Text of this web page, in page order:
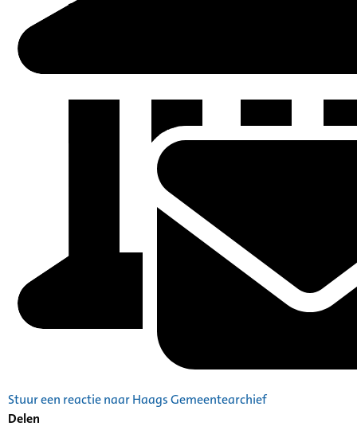
Stuur een reactie naar Haags Gemeentearchief
Delen